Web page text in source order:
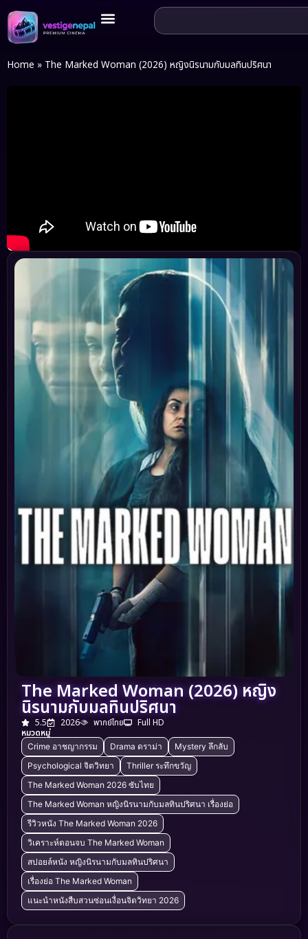
Home » The Marked Woman (2026) หญิงนิรนามกับมลทินปริศนา
The Marked Woman (2026) หญิง
นิรนามกับมลทินปริศนา
5.5 2026 พากย์ไทย
Full HD
หมวดหมู่
Crime อาชญากรรม Drama ดราม่า
Mystery ลึกลับ
Psychological จิตวิทยา
Thriller ระทึกขวัญ
The Marked Woman 2026 ซับไทย
The Marked Woman หญิงนิรนามกับมลทินปริศนา เรื่องย่อ
รีวิวหนัง The Marked Woman 2026
วิเคราะห์ตอนจบ The Marked Woman
สปอยล์หนัง หญิงนิรนามกับมลทินปริศนา
เรื่องย่อ The Marked Woman
แนะนำหนังสืบสวนซ่อนเงื่อนจิตวิทยา 2026